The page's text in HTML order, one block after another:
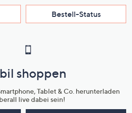
Bestell-Status
shoppen
Tablet & Co. herunterladen
live dabei sein!